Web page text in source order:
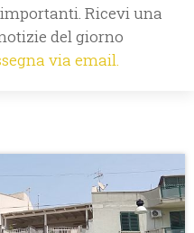
Ricevi una
del giorno
via email.